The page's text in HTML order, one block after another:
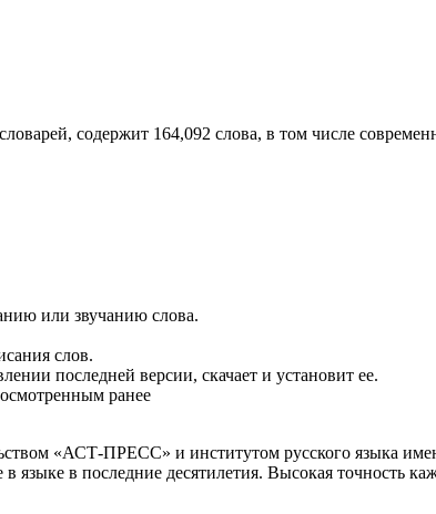
содержит 164,092 слова, в том числе
или звучанию слова.
слов.
последней версии, скачает и установит ее.
ранее
«АСТ-ПРЕСС» и институтом русского языка
в последние десятилетия. Высокая точность